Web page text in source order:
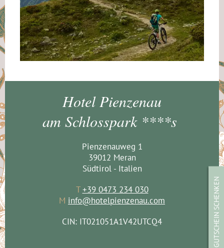
GUTSCHEIN SCHENKEN
Hotel Pienzenau
am Schlosspark ****s
Pienzenauweg 1
39012 Meran
Südtirol - Italien
T+39 0473 234 030
M info@hotelpienzenau.com
CIN: IT021051A1V42UTCQ4